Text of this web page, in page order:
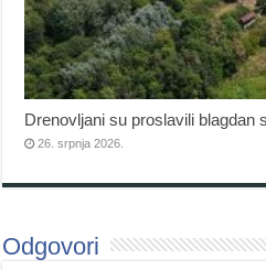
Drenovljani su proslavili blagdan
26. srpnja 2026.
Odgovori